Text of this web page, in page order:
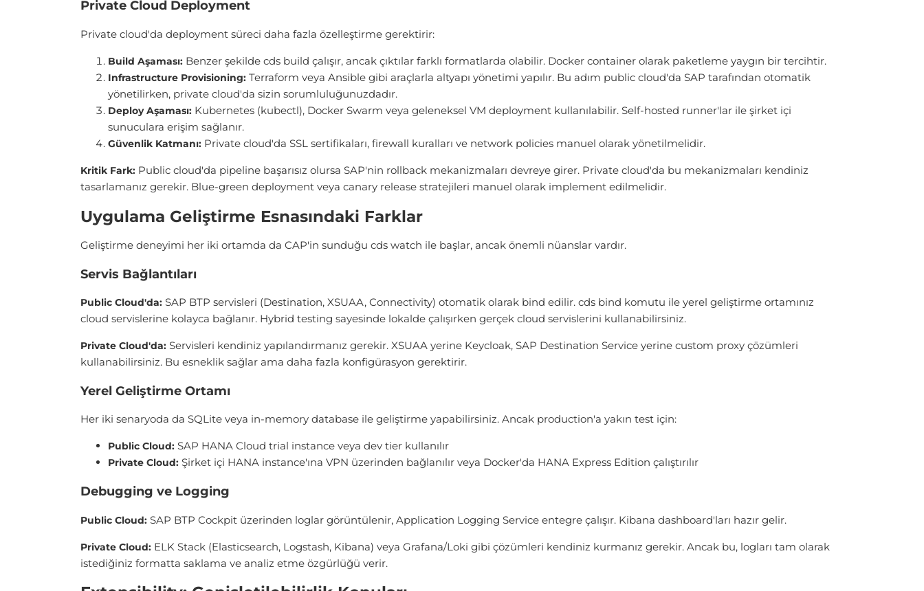
Private Cloud Deployment
Private cloud'da deployment süreci daha fazla özelleştirme gerektirir:
Build Aşaması: Benzer şekilde cds build çalışır, ancak çıktılar farklı formatlarda olabilir. Docker container olarak paketleme yaygın bir tercihtir.
Infrastructure Provisioning: Terraform veya Ansible gibi araçlarla altyapı yönetimi yapılır. Bu adım public cloud'da SAP tarafından otomatik
yönetilirken, private cloud'da sizin sorumluluğunuzdadır.
Deploy Aşaması: Kubernetes (kubectl), Docker Swarm veya geleneksel VM deployment kullanılabilir. Self-hosted runner'lar ile şirket içi
sunuculara erişim sağlanır.
Güvenlik Katmanı: Private cloud'da SSL sertifikaları, firewall kuralları ve network policies manuel olarak yönetilmelidir.
Kritik Fark: Public cloud'da pipeline başarısız olursa SAP'nin rollback mekanizmaları devreye girer. Private cloud'da bu mekanizmaları kendiniz
tasarlamanız gerekir. Blue-green deployment veya canary release stratejileri manuel olarak implement edilmelidir.
Uygulama Geliştirme Esnasındaki Farklar
Geliştirme deneyimi her iki ortamda da CAP'in sunduğu cds watch ile başlar, ancak önemli nüanslar vardır.
Servis Bağlantıları
Public Cloud'da: SAP BTP servisleri (Destination, XSUAA, Connectivity) otomatik olarak bind edilir. cds bind komutu ile yerel geliştirme ortamınız
cloud servislerine kolayca bağlanır. Hybrid testing sayesinde lokalde çalışırken gerçek cloud servislerini kullanabilirsiniz.
Private Cloud'da: Servisleri kendiniz yapılandırmanız gerekir. XSUAA yerine Keycloak, SAP Destination Service yerine custom proxy çözümleri
kullanabilirsiniz. Bu esneklik sağlar ama daha fazla konfigürasyon gerektirir.
Yerel Geliştirme Ortamı
Her iki senaryoda da SQLite veya in-memory database ile geliştirme yapabilirsiniz. Ancak production'a yakın test için:
Public Cloud: SAP HANA Cloud trial instance veya dev tier kullanılır
Private Cloud: Şirket içi HANA instance'ına VPN üzerinden bağlanılır veya Docker'da HANA Express Edition çalıştırılır
Debugging ve Logging
Public Cloud: SAP BTP Cockpit üzerinden loglar görüntülenir, Application Logging Service entegre çalışır. Kibana dashboard'ları hazır gelir.
Private Cloud: ELK Stack (Elasticsearch, Logstash, Kibana) veya Grafana/Loki gibi çözümleri kendiniz kurmanız gerekir. Ancak bu, logları tam olarak
istediğiniz formatta saklama ve analiz etme özgürlüğü verir.